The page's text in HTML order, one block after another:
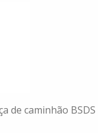
de caminhão BSDS